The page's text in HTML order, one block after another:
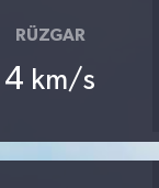
RÜZGAR
4 km/s